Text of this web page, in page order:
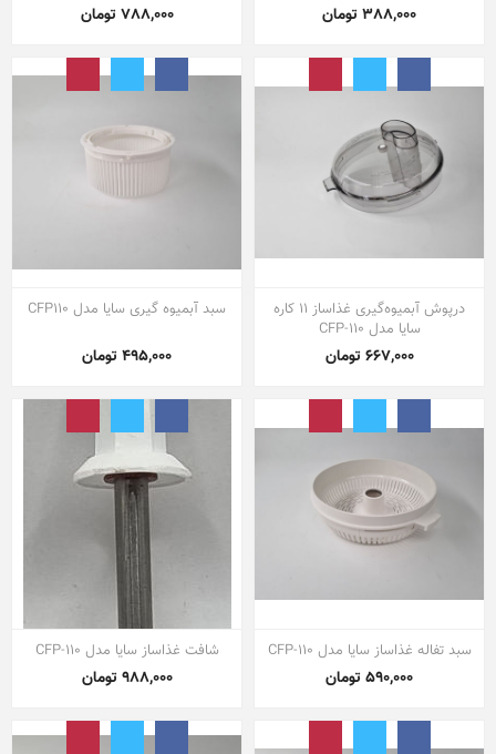
388,000 تومان 788,000 تومان
درپوش آبمیوه‌گیری غذاساز 11 کاره
سایا مدل CFP-110
667,000 تومان
سبد آبمیوه گیری سایا مدل CFP110
495,000 تومان
سبد تفاله غذاساز سایا مدل CFP-110
590,000 تومان
شافت غذاساز سایا مدل CFP-110
988,000 تومان